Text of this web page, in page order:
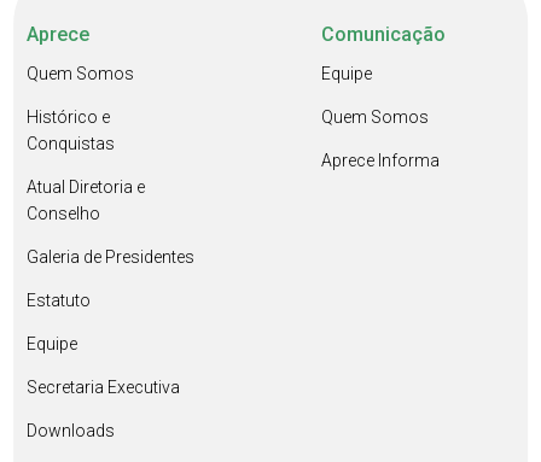
Aprece
Quem Somos
Histórico e
Conquistas
Atual Diretoria e
Conselho
Galeria de Presidentes
Estatuto
Equipe
Secretaria Executiva
Downloads
Comunicação
Equipe
Quem Somos
Aprece Informa